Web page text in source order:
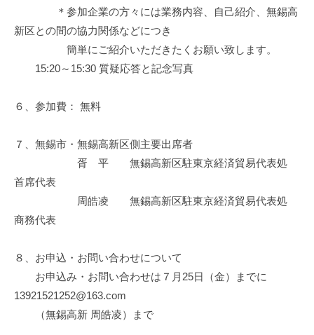
＊参加企業の方々には業務内容、自己紹介、無錫高
新区との間の協力関係などにつき
簡単にご紹介いただきたくお願い致します。
15:20～15:30 質疑応答と記念写真
６、参加費： 無料
７、無錫市・無錫高新区側主要出席者
胥 平 無錫高新区駐東京経済貿易代表処
首席代表
周皓凌 無錫高新区駐東京経済貿易代表処
商務代表
８、お申込・お問い合わせについて
お申込み・お問い合わせは７月25日（金）までに
13921521252@163.com
（無錫高新 周皓凌）まで